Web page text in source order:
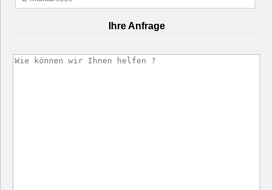
Ihre Anfrage